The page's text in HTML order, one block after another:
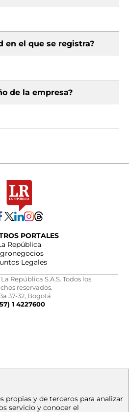
en el que se registra?
de la empresa?
PORTALES
República
Legales
República S.A.S. Todos los
reservados.
37-32, Bogotá
1 4227600
propias y de terceros para analizar
servicio y conocer el